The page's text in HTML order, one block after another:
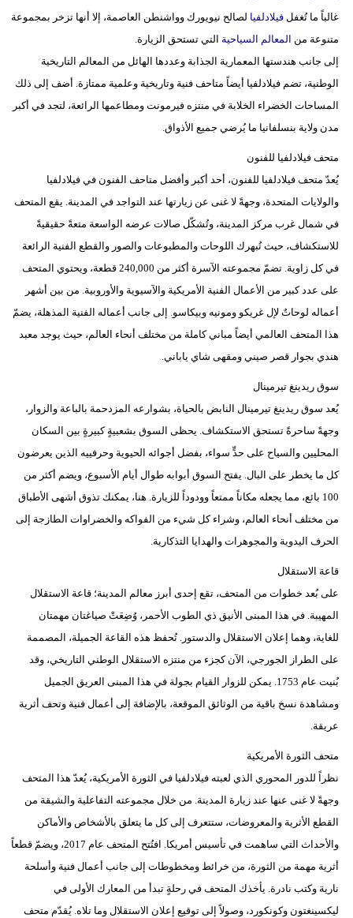
وتكنولوجيا
بيئة
فيديو
سيارات
غالباً ما تُغفلفيلادلفيا لصالح نيويورك وواشنطن العاصمة، إلا أنها تزخر بمجموعة
متنوعة من المعالم السياحية التي تستحق الزيارة.
إلى جانب هندستها المعمارية الجذابة وعددها الهائل من المعالم التاريخية
الوطنية، تضم فيلادلفيا أيضاً متاحف فنية وتاريخية وعلمية ممتازة. أضف إلى ذلك
المساحات الخضراء الخلابة في منتزه فيرمونت ومطاعمها الرائعة، لتجد في أكبر
مدن ولاية بنسلفانيا ما يُرضي جميع الأذواق.
متحف فيلادلفيا للفنون
يُعدّ متحف فيلادلفيا للفنون، أحد أكبر وأفضل متاحف الفنون في فيلادلفيا
والولايات المتحدة، وجهةً لا غنى عن زيارتها عند التواجد في المدينة. يقع المتحف
في شمال غرب مركز المدينة، وتُشكّل صالات عرضه الواسعة متعةً حقيقيةً
للاستكشاف، حيث تُبهرك اللوحات والمطبوعات والصور والقطع الفنية الرائعة
في كل زاوية. تضمّ مجموعته الآسرة أكثر من 240,000 قطعة، ويحتوي المتحف
على عدد كبير من الأعمال الفنية الأمريكية والآسيوية والأوروبية. من بين أشهر
أعماله لوحاتٌ لإل غريكو ومونيه وبيكاسو. إلى جانب أعماله الفنية المذهلة، يضمّ
هذا المتحف العالمي أيضاً مباني كاملة من مختلف أنحاء العالم، حيث يوجد معبد
هندي بجوار قصر صيني ومقهى شاي ياباني.
سوق ريدينغ تيرمينال
يُعد سوق ريدينغ تيرمينال النابض بالحياة، بشوارعه المزدحمة بالباعة والزوار،
وجهةً ساحرةً تستحق الاستكشاف. يحظى السوق بشعبيةٍ كبيرةٍ بين السكان
المحليين والسياح على حدٍّ سواء، بفضل أجوائه الحيوية وحرفييه الذين يعرضون
كل ما يخطر على البال. يفتح السوق أبوابه طوال أيام الأسبوع، ويضم أكثر من
100 بائع، مما يجعله مكاناً ممتعاً وودوداً للزيارة. هنا، يمكنك تذوق أشهى الأطباق
من مختلف أنحاء العالم، وشراء كل شيء من الفواكه والخضراوات الطازجة إلى
الحرف اليدوية والمجوهرات والهدايا التذكارية.
قاعة الاستقلال
على بُعد خطوات من المتحف، تقع إحدى أبرز معالم المدينة؛ قاعة الاستقلال
المهيبة. في هذا المبنى الأنيق ذي الطوب الأحمر، وُضِعَتْ صياغتان مهمتان
للغاية، وهما إعلان الاستقلال والدستور. تُحفظ هذه القاعة الجميلة، المصممة
على الطراز الجورجي، الآن كجزء من منتزه الاستقلال الوطني التاريخي، وقد
بُنيت عام 1753. يمكن للزوار القيام بجولة في هذا المبنى العريق الجميل
ومشاهدة نسخ باقية من الوثائق الموقعة، بالإضافة إلى أعمال فنية وتحف أثرية
عريقة.
متحف الثورة الأمريكية
نظراً للدور المحوري الذي لعبته فيلادلفيا في الثورة الأمريكية، يُعدّ هذا المتحف
وجهةً لا غنى عنها عند زيارة المدينة. من خلال مجموعته التفاعلية والشيقة من
القطع الأثرية والمعروضات، ستتعرف إلى كل ما يتعلق بالأشخاص والأماكن
والأحداث التي ساهمت في تأسيس أمريكا. افتُتح المتحف عام 2017، ويضمّ قطعاً
أثرية مهمة من الثورة، من خرائط ومخطوطات إلى جانب أعمال فنية وأسلحة
نارية وكتب نادرة. يأخذك المتحف في رحلةٍ تبدأ من المعارك الأولى في
ليكسينغتون وكونكورد، وصولاً إلى توقيع إعلان الاستقلال وما تلاه. يُقدّم متحف